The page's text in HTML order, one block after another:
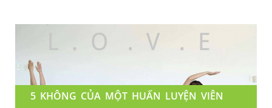
5 KHÔNG CỦA MỘT HUẤN LUYỆN VIÊN